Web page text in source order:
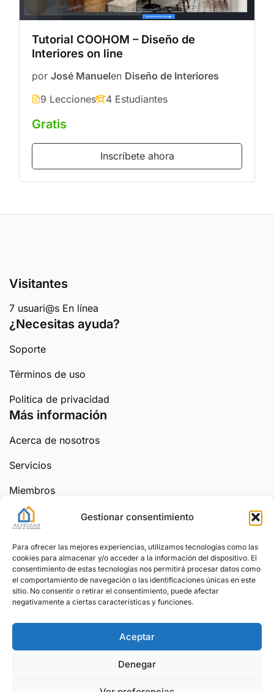
Gestionar consentimiento
Para ofrecer las mejores experiencias, utilizamos tecnologías como las
cookies para almacenar y/o acceder a la información del dispositivo. El
consentimiento de estas tecnologías nos permitirá procesar datos como
el comportamiento de navegación o las identificaciones únicas en este
sitio. No consentir o retirar el consentimiento, puede afectar
negativamente a ciertas características y funciones.
Aceptar
Denegar
Tutorial COOHOM – Diseño de
Interiores on line
por José Manuelen Diseño de Interiores
9 Lecciones
4 Estudiantes
Gratis
Inscríbete ahora
Visitantes
7 usuari@s En línea
¿Necesitas ayuda?
Soporte
Términos de uso
Politica de privacidad
Más información
Acerca de nosotros
Servicios
Miembros
Boletín
Ponte en contacto
info@alfeizar.net
Suscríbete